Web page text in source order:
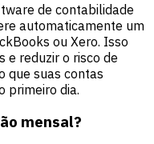
de contabilidade
automaticamente um
ou Xero. Isso
e reduzir o risco de
que suas contas
primeiro dia.
mensal?